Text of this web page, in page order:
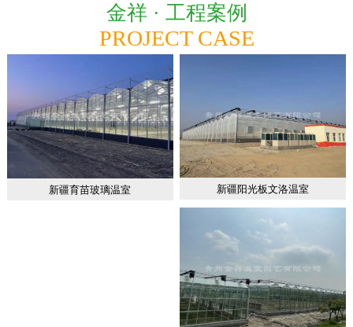
金祥 · 工程案例
PROJECT CASE
新疆育苗玻璃温室 新疆阳光板文洛温室